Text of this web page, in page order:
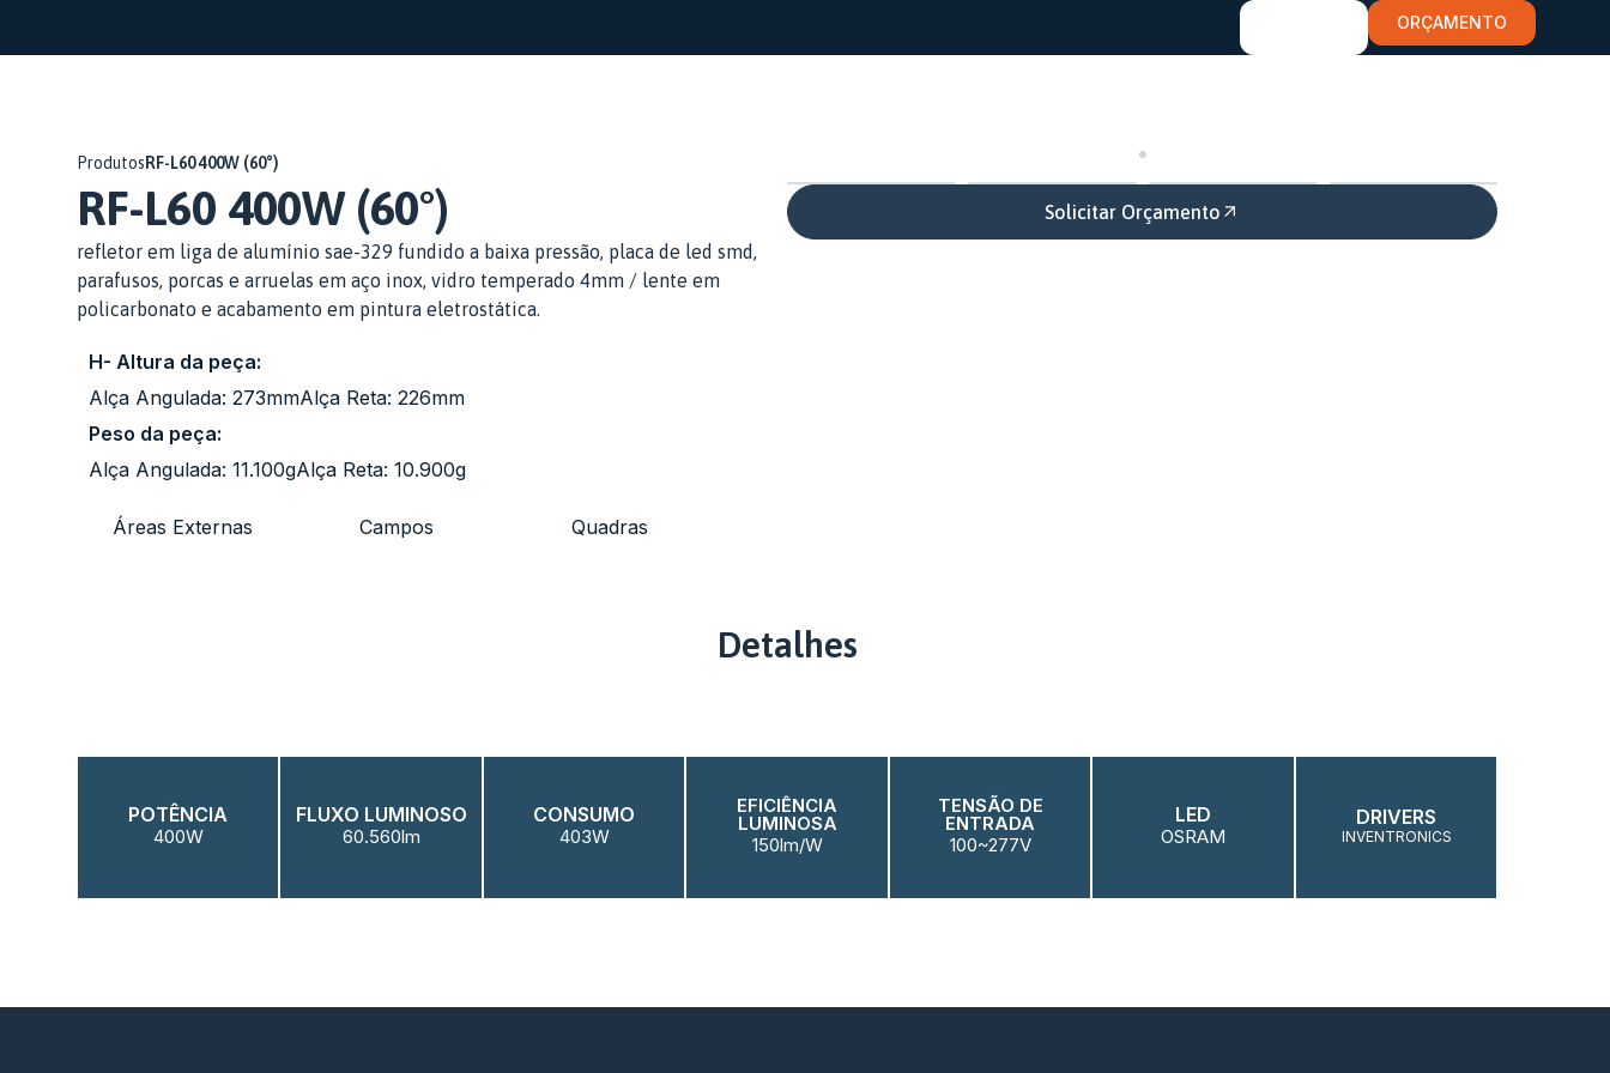
ORÇAMENTO
ProdutosRF-L60 400W (60°)
RF-L60 400W (60°)
refletor em liga de alumínio sae-329 fundido a baixa pressão, placa de led smd,
parafusos, porcas e arruelas em aço inox, vidro temperado 4mm / lente em
policarbonato e acabamento em pintura eletrostática.
H- Altura da peça:
Alça Angulada: 273mmAlça Reta: 226mm
Peso da peça:
Alça Angulada: 11.100gAlça Reta: 10.900g
Áreas Externas Campos Quadras
Solicitar Orçamento
Detalhes
POTÊNCIA
400W
FLUXO LUMINOSO
60.560lm
CONSUMO
403W
EFICIÊNCIA
LUMINOSA
150lm/W
TENSÃO DE
ENTRADA
100~277V
LED
OSRAM
DRIVERS
INVENTRONICS